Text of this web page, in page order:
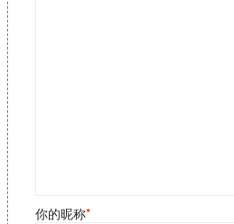
你的昵称*